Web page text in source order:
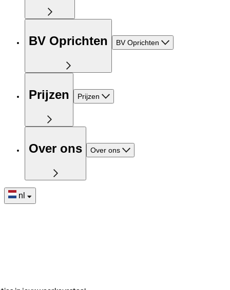
BV Oprichten BV Oprichten
Prijzen Prijzen
Over ons Over ons
nl